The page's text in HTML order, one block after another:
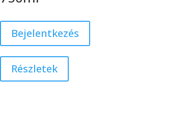
Bejelentkezés
Részletek